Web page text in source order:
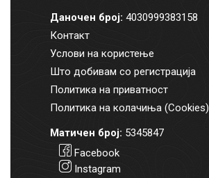
Даночен број: 4030999383158
Контакт
Услови на користење
Што добивам со регистрација
Политика на приватност
Политика на колачиња (Cookies)
Матичен број: 5345847
Facebook
Instagram